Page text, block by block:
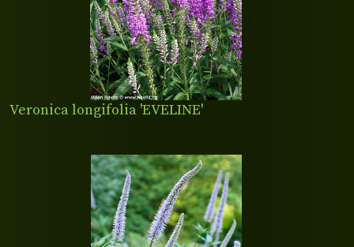
Veronica longifolia 'EVELINE'